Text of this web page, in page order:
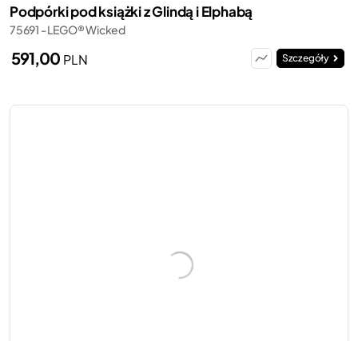
Podpórki pod książki z Glindą i Elphabą
75691 - LEGO® Wicked
591,00 PLN Szczegóły